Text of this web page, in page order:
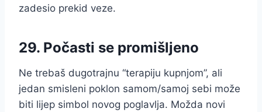
zadesio prekid veze.
29. Počasti se promišljeno
Ne trebaš dugotrajnu “terapiju kupnjom”, ali
jedan smisleni poklon samom/samoj sebi može
biti lijep simbol novog poglavlja. Možda novi